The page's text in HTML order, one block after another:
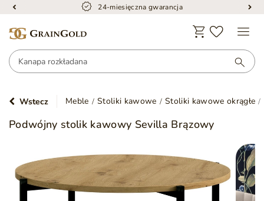
24-miesięczna gwarancja
Wstecz Meble Stoliki kawowe Stoliki kawowe okrągłe
Podwójny stolik kawowy Sevilla Brązowy